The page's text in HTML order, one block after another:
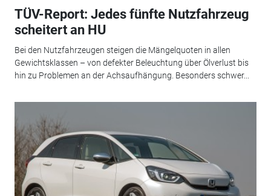
TÜV-Report: Jedes fünfte Nutzfahrzeug
scheitert an HU
Bei den Nutzfahrzeugen steigen die Mängelquoten in allen
Gewichtsklassen – von defekter Beleuchtung über Ölverlust bis
hin zu Problemen an der Achsaufhängung. Besonders schwer...